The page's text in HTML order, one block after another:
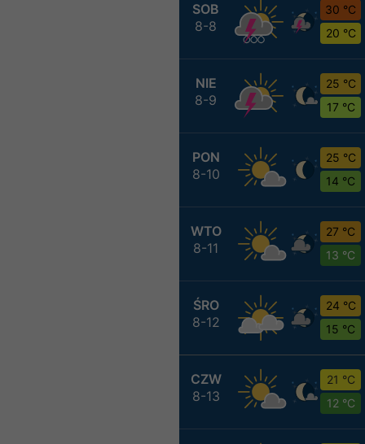
SOB
8-8
30 °C
20 °C
NIE
8-9
25 °C
17 °C
PON
8-10
25 °C
14 °C
WTO
8-11
27 °C
13 °C
ŚRO
8-12
24 °C
15 °C
CZW
8-13
21 °C
12 °C